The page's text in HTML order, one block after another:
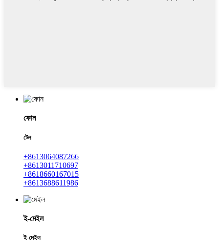
ফোন
টেল
+8613064087266
+8613011710697
+8618660167015
+8613688611986
ই-মেইল
ই-মেইল